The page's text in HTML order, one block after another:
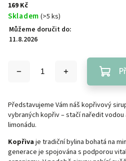
169 Kč
Skladem (>5 ks)
Můžeme doručit do:
11.8.2026
Představujeme Vám náš kopřivový
vybraných kopřiv – stačí naředit
limonádu.
Kopřiva je tradiční bylina bohatá na
generace je spojována s podporou